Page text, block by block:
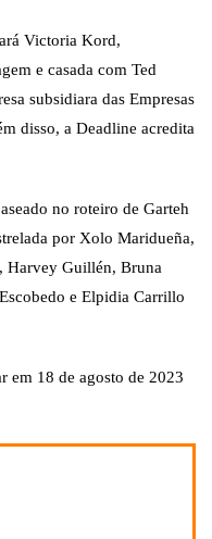
Victoria Kord,
e casada com Ted
subsidiara das Empresas
disso, a Deadline acredita
no roteiro de Garteh
por Xolo Maridueña,
Harvey Guillén, Bruna
e Elpidia Carrillo
em 18 de agosto de 2023